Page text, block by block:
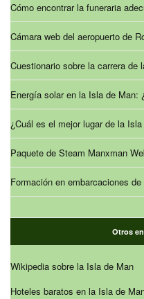
Cómo encontrar la funeraria
Cámara web del aeropuerto de
Cuestionario sobre la carrera de
Energía solar en la Isla de Man:
¿Cuál es el mejor lugar de la
Paquete de Steam Manxman
Formación en embarcaciones
Otros
Wikipedia sobre la Isla de Man
Hoteles baratos en la Isla de